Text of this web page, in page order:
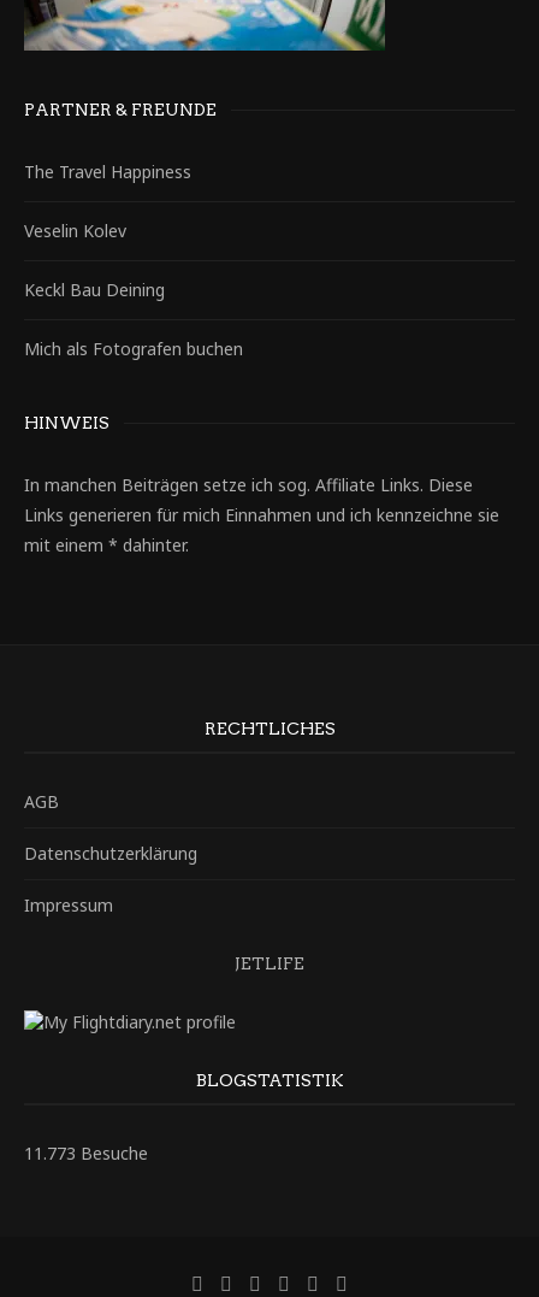
PARTNER & FREUNDE
The Travel Happiness
Veselin Kolev
Keckl Bau Deining
Mich als Fotografen buchen
HINWEIS
In manchen Beiträgen setze ich sog. Affiliate Links. Diese
Links generieren für mich Einnahmen und ich kennzeichne sie
mit einem * dahinter.
RECHTLICHES
AGB
Datenschutzerklärung
Impressum
JETLIFE
BLOGSTATISTIK
11.773 Besuche